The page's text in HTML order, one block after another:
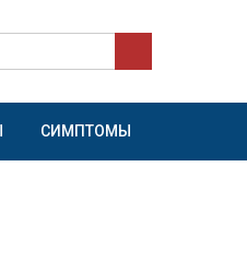
СИМПТОМЫ